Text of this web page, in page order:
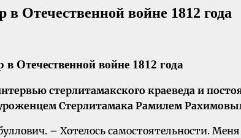
Отечественной войне 1812 года
стерлитамакского краеведа и
Стерлитамака Рамилем
– Хотелось самостоятельности.